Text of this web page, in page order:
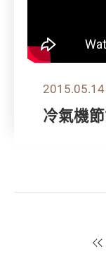
2015.05.14
冷氣機